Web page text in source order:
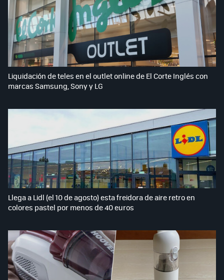
Liquidación de teles en el outlet online de El Corte Inglés con
marcas Samsung, Sony y LG
Llega a Lidl (el 10 de agosto) esta freidora de aire retro en
colores pastel por menos de 40 euros